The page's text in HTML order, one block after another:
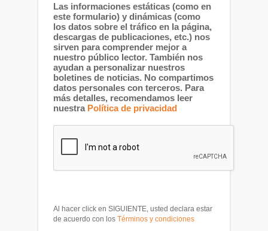
Las informaciones estáticas (como en
este formulario) y dinámicas (como
los datos sobre el tráfico en la página,
descargas de publicaciones, etc.) nos
sirven para comprender mejor a
nuestro público lector. También nos
ayudan a personalizar nuestros
boletines de noticias. No compartimos
datos personales con terceros. Para
más detalles, recomendamos leer
nuestra Política de privacidad
Al hacer click en SIGUIENTE, usted declara estar
de acuerdo con los Términos y condiciones